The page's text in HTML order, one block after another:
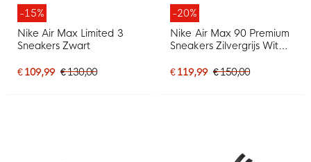
-15%
Nike Air Max Limited 3
Sneakers Zwart
€ 109,99 € 130,00
-20%
Nike Air Max 90 Premium
Sneakers Zilvergrijs Wit
€ 119,99 € 150,00